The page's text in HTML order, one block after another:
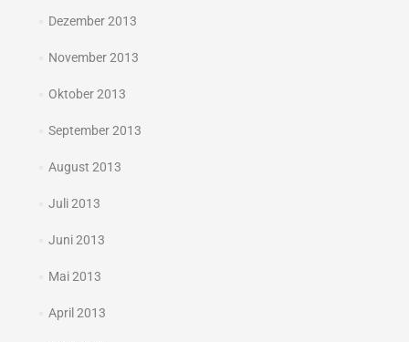
Dezember 2013
November 2013
Oktober 2013
September 2013
August 2013
Juli 2013
Juni 2013
Mai 2013
April 2013